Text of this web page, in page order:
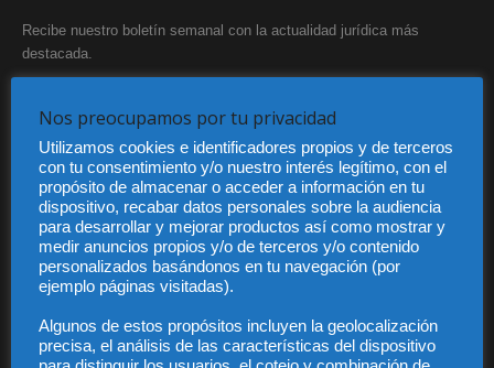
Recibe nuestro boletín semanal con la actualidad jurídica más
destacada.
He leído y acepto la Política de privacidad
Sus datos serán incorporados a un fichero automatizado con el objeto exclusivo de dar
respuesta a su suscripción Dicho fichero es de titularidad exclusiva de LEXDIR GLOBAL
S.L. y no será cedido a un tercero en ningún caso.
Nos preocupamos por tu privacidad
Utilizamos cookies e identificadores propios y de terceros
con tu consentimiento y/o nuestro interés legítimo, con el
propósito de almacenar o acceder a información en tu
dispositivo, recabar datos personales sobre la audiencia
para desarrollar y mejorar productos así como mostrar y
medir anuncios propios y/o de terceros y/o contenido
personalizados basándonos en tu navegación (por
ejemplo páginas visitadas).
Algunos de estos propósitos incluyen la geolocalización
precisa, el análisis de las características del dispositivo